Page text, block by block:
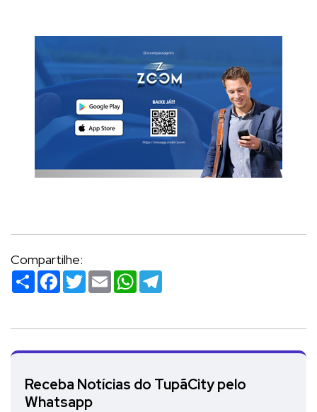
Compartilhe:
Compartilhar
Facebook
TwitterEmailWhatsApp
Receba Notícias do TupãCity pelo
Whatsapp